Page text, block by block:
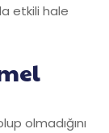
etkili hale
olmadığını